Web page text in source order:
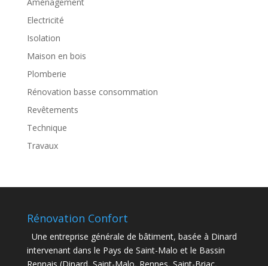
Electricité
Isolation
Maison en bois
Plomberie
Rénovation basse consommation
Revêtements
Technique
Travaux
Rénovation Confort
Une entreprise générale de bâtiment, basée à Dinard
intervenant dans le Pays de Saint-Malo et le Bassin